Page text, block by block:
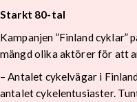
Starkt 80-tal
Kampanjen ”Finland cyklar”
mängd olika aktörer för att
– Antalet cykelvägar i
antalet cykelentusiaster.